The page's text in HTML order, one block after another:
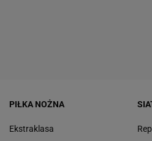
PIŁKA NOŻNA
Ekstraklasa